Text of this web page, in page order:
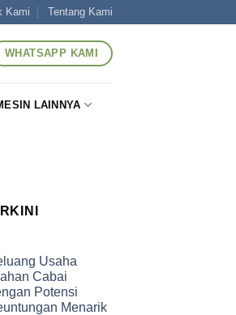
Kami Tentang Kami
WHATSAPP KAMI
LAINNYA
Usaha
Cabai
Potensi
Menarik